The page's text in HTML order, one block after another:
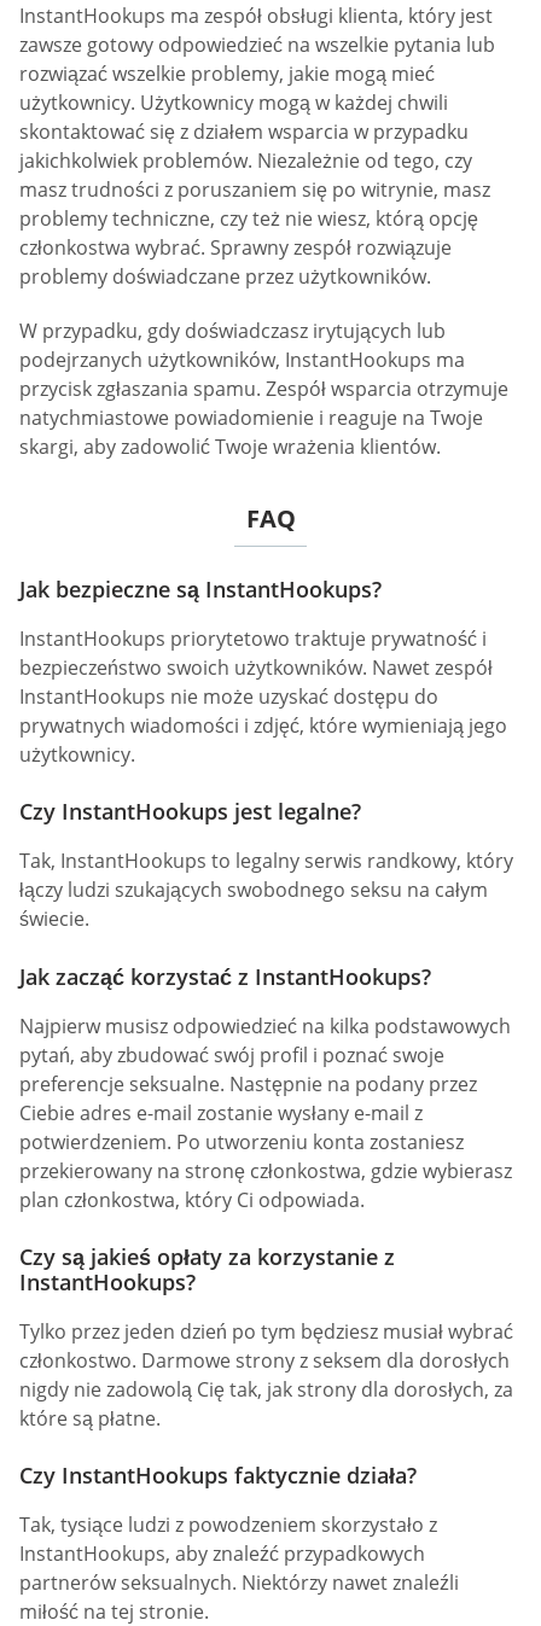
InstantHookups ma zespół obsługi klienta, który jest
zawsze gotowy odpowiedzieć na wszelkie pytania lub
rozwiązać wszelkie problemy, jakie mogą mieć
użytkownicy. Użytkownicy mogą w każdej chwili
skontaktować się z działem wsparcia w przypadku
jakichkolwiek problemów. Niezależnie od tego, czy
masz trudności z poruszaniem się po witrynie, masz
problemy techniczne, czy też nie wiesz, którą opcję
członkostwa wybrać. Sprawny zespół rozwiązuje
problemy doświadczane przez użytkowników.
W przypadku, gdy doświadczasz irytujących lub
podejrzanych użytkowników, InstantHookups ma
przycisk zgłaszania spamu. Zespół wsparcia otrzymuje
natychmiastowe powiadomienie i reaguje na Twoje
skargi, aby zadowolić Twoje wrażenia klientów.
FAQ
Jak bezpieczne są InstantHookups?
InstantHookups priorytetowo traktuje prywatność i
bezpieczeństwo swoich użytkowników. Nawet zespół
InstantHookups nie może uzyskać dostępu do
prywatnych wiadomości i zdjęć, które wymieniają jego
użytkownicy.
Czy InstantHookups jest legalne?
Tak, InstantHookups to legalny serwis randkowy, który
łączy ludzi szukających swobodnego seksu na całym
świecie.
Jak zacząć korzystać z InstantHookups?
Najpierw musisz odpowiedzieć na kilka podstawowych
pytań, aby zbudować swój profil i poznać swoje
preferencje seksualne. Następnie na podany przez
Ciebie adres e-mail zostanie wysłany e-mail z
potwierdzeniem. Po utworzeniu konta zostaniesz
przekierowany na stronę członkostwa, gdzie wybierasz
plan członkostwa, który Ci odpowiada.
Czy są jakieś opłaty za korzystanie z
InstantHookups?
Tylko przez jeden dzień po tym będziesz musiał wybrać
członkostwo. Darmowe strony z seksem dla dorosłych
nigdy nie zadowolą Cię tak, jak strony dla dorosłych, za
które są płatne.
Czy InstantHookups faktycznie działa?
Tak, tysiące ludzi z powodzeniem skorzystało z
InstantHookups, aby znaleźć przypadkowych
partnerów seksualnych. Niektórzy nawet znaleźli
miłość na tej stronie.